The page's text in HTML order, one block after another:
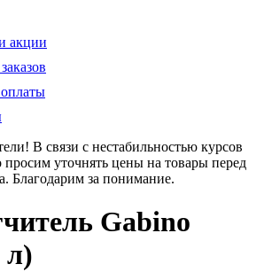
акции
В связи с нестабильностью курсов
просим уточнять цены на товары перед
Благодарим за понимание.
Gabino
л)